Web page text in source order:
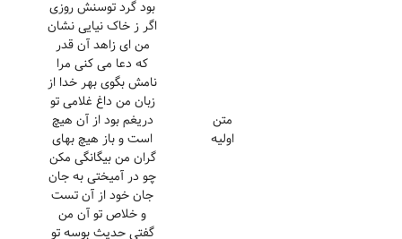
متن
اولیه
بود گرد توسنش روزی
اگر ز خاک نیایی نشان
من ای زاهد آن قدر
که دعا می کنی مرا
نامش بگوی بهر خدا از
زبان من داغ غلامی تو
دریغم بود از آن هیچ
است و باز هیچ بهای
گران من بیگانگی مکن
چو در آمیختی به جان
جان خود از آن تست
و خلاص تو آن من
گفتی حدیث بوسه تو